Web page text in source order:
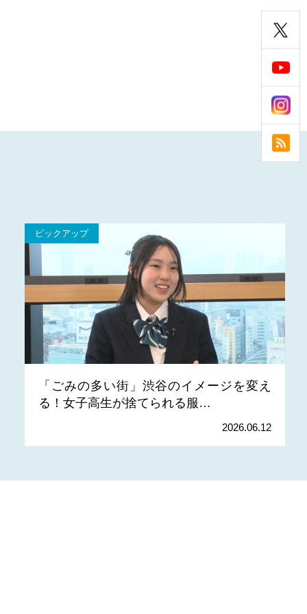
ピックアップ
「ごみの多い街」渋谷のイメージを変え
る！女子高生が捨てられる服…
2026.06.12